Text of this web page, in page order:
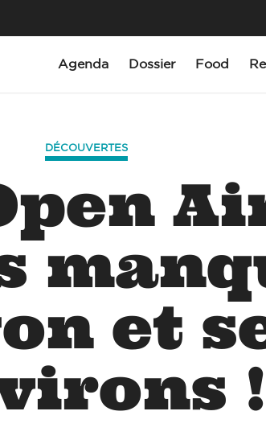
Agenda Dossier Food
DÉCOUVERTES
et
!